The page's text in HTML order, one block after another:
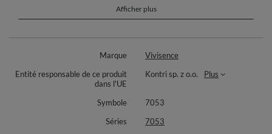
pour les mois les plus froids.
il s'ajuste parfaitement à la tête
en derrière les plis
le modèle ne provoque pas les cheveux electrique
Ce bonnet c'est une proposition idéal pour le cadeau.
Composition : 80% laine, 20% polyamide
Afficher plus
Marque
Vivisence
Entité responsable de ce produit
dans l'UE
Kontri sp. z o.o. Plus
Symbole
7053
Séries
7053